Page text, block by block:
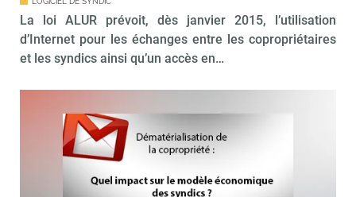
La loi ALUR prévoit, dès janvier 2015, l’utilisation
d’Internet pour les échanges entre les copropriétaires
et les syndics ainsi qu’un accès en…
Valider